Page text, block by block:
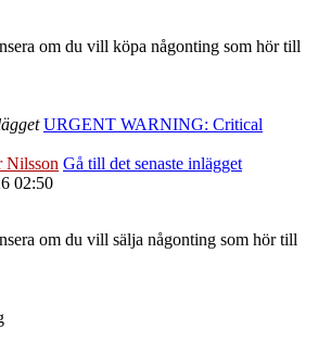
om du vill köpa någonting som hör till
URGENT WARNING: Critical
Nilsson Gå till det senaste inlägget
02:50
om du vill sälja någonting som hör till